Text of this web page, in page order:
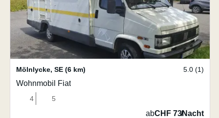
Mölnlycke, SE (6 km) 5.0 (1)
Wohnmobil Fiat
4 5
abCHF 73/Nacht